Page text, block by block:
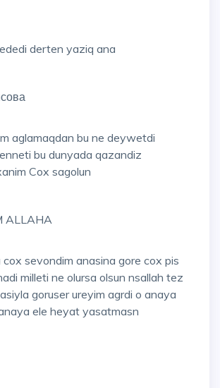
derten yaziq ana
aglamaqdan bu ne deywetdi
bu dunyada qazandiz
Cox sagolun
ALLAHA
cox sevondim anasina gore cox pis
milleti ne olursa olsun nsallah tez
goruser ureyim agrdi o anaya
ele heyat yasatmasn